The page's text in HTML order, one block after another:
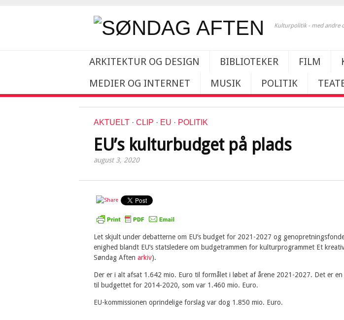
Kulturpolitik - med andre
ARKITEKTUR OG DESIGN BIBLIOTEKER FILM
MEDIER OG INTERNET
MUSIK POLITIK
AKTUELT · CLIP · EU · POLITIK
EU’s kulturbudget på plads
august 3, 2020
Let skjult under debatterne om EU’s budget for 2021-2027 og
enighed blandt EU’s statsledere om budgetrammen for kulturprogrammet Et
Søndag Aften arkiv).
Der er i alt afsat 1.642 mio. Euro til formålet i løbet af årene 2021-2027. Det er
til budgettet for 2014-2020, som var 1.460 mio. Euro.
EU-kommissionen oprindelige forslag var dog 1.850 mio. Euro.